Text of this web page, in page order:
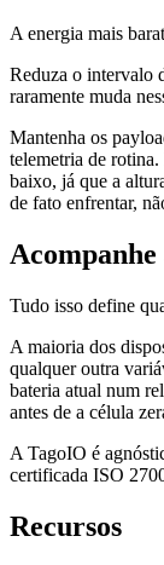
A energia mais
Reduza o intervalo
raramente muda
Mantenha os
telemetria de
baixo, já que a
de fato enfrentar,
Tudo isso define
A maioria dos
qualquer outra
bateria atual num
antes de a célula
A TagoIO é
certificada ISO
Recursos